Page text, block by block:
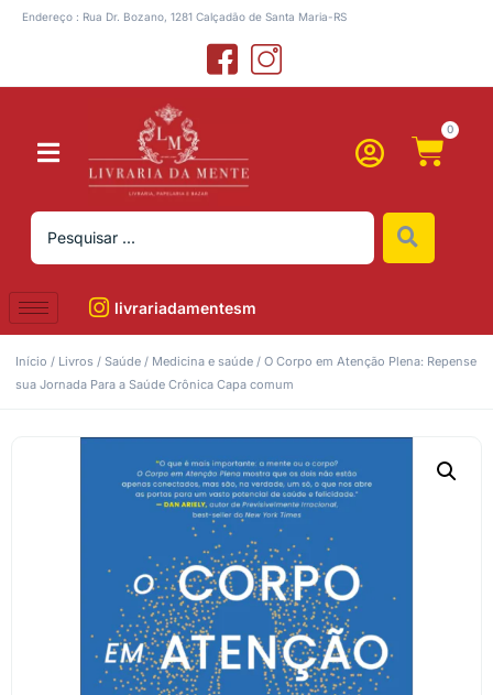
Endereço : Rua Dr. Bozano, 1281 Calçadão de Santa Maria-RS
0
livrariadamentesm
Início / Livros / Saúde / Medicina e saúde / O Corpo em Atenção Plena: Repense
sua Jornada Para a Saúde Crônica Capa comum